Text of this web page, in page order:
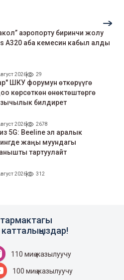
биринчи жолу
A320 аба кемесин кабыл алды
2026 29
ШКУ форумун өткөрүүгө
көрсөткөн өнөктөштөргө
билдирет
2026 2678
5G: Beeline эл аралык
жаңы муундагы
тартуулайт
2026 312
110 миң жазылуучу
100 миң жазылуучу